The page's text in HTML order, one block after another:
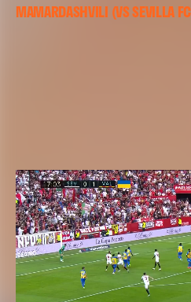
MAMARDASHVILI (VS SEVILLA